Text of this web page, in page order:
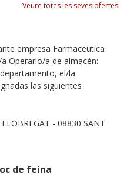
Veure totes les seves ofertes
empresa Farmaceutica
Operario/a de almacén:
el/la
las siguientes
- 08830 SANT
de feina